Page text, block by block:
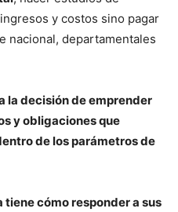
y costos sino pagar
nacional, departamentales
la decisión de emprender
y obligaciones que
de los parámetros de
tiene cómo responder a sus